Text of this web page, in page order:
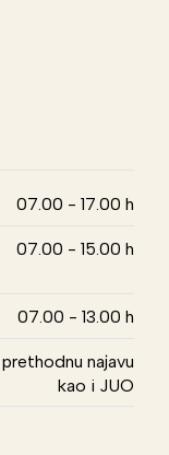
07.00 - 17.00 h
07.00 - 15.00 h
07.00 - 13.00 h
najavu
kao i JUO